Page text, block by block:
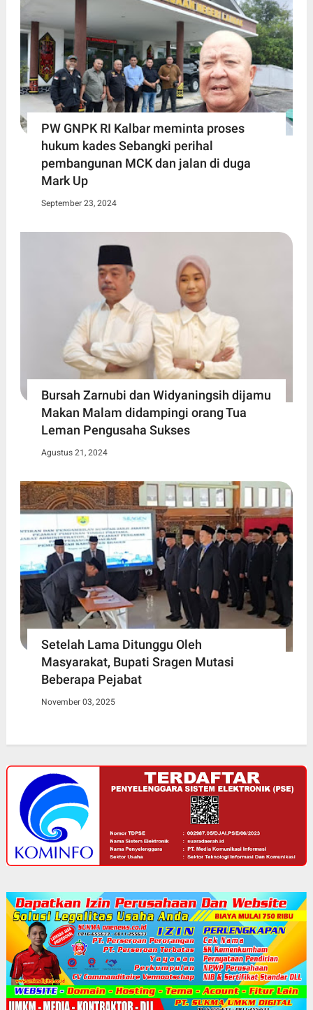
PW GNPK RI Kalbar meminta proses
hukum kades Sebangki perihal
pembangunan MCK dan jalan di duga
Mark Up
September 23, 2024
Bursah Zarnubi dan Widyaningsih dijamu
Makan Malam didampingi orang Tua
Leman Pengusaha Sukses
Agustus 21, 2024
Setelah Lama Ditunggu Oleh
Masyarakat, Bupati Sragen Mutasi
Beberapa Pejabat
November 03, 2025